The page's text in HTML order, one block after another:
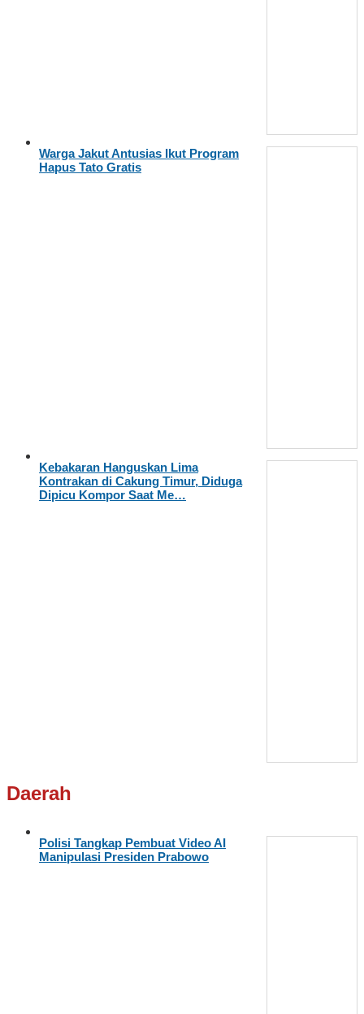
Warga Jakut Antusias Ikut Program
Hapus Tato Gratis
Kebakaran Hanguskan Lima
Kontrakan di Cakung Timur, Diduga
Dipicu Kompor Saat Me…
Daerah
Polisi Tangkap Pembuat Video AI
Manipulasi Presiden Prabowo